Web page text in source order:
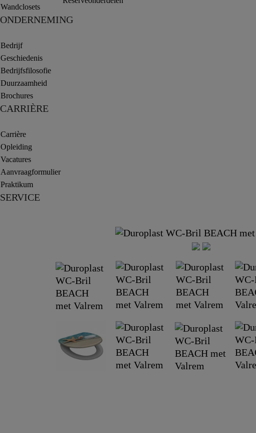
Wandclosets
ONDERNEMING
Bedrijf
Geschiedenis
Bedrijfsfilosofie
Duurzaamheid
Brochures
CARRIÈRE
Carrière
Opleiding
Vacatures
Aanvraagformulier
Praktikum
SERVICE